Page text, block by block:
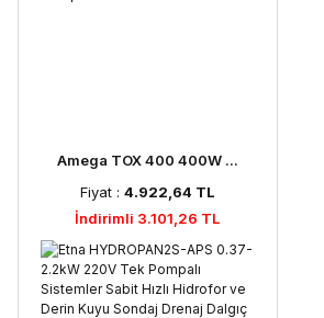
Amega TOX 400 400W ...
Fiyat : 4.922,64 TL
İndirimli 3.101,26 TL